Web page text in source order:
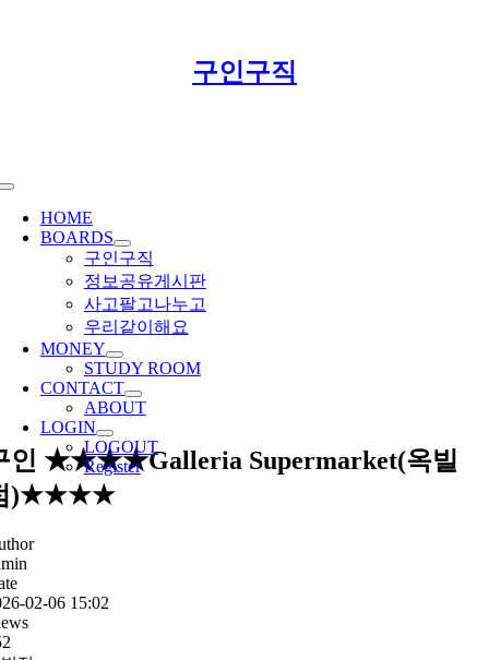
Toggle
Navigation
HOME
BOARDS
구인구직
정보공유게시판
사고팔고나누고
우리같이해요
MONEY
STUDY ROOM
CONTACT
ABOUT
LOGIN
LOGOUT
Register
구인구직
인 ★★★★Galleria Supermarket(옥빌
)★★★★
02-06 15:02